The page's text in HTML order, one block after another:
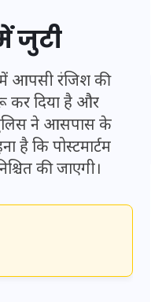
जुटी
आपसी रंजिश की
कर दिया है और
पुलिस ने आसपास के
है कि पोस्टमार्टम
की जाएगी।